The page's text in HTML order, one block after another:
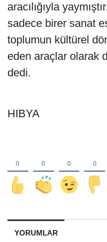
aracılığıyla
sadece birer sanat
toplumun kültürel
eden araçlar olarak
dedi.
HIBYA
YORUMLAR